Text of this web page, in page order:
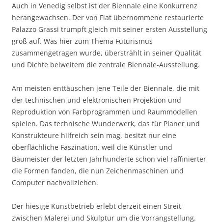
Auch in Venedig selbst ist der Biennale eine Konkurrenz
herangewachsen. Der von Fiat übernommene restaurierte
Palazzo Grassi trumpft gleich mit seiner ersten Ausstellung
groß auf. Was hier zum Thema Futurismus
zusammengetragen wurde, überstrählt in seiner Qualität
und Dichte beiweitem die zentrale Biennale-Ausstellung.
Am meisten enttäuschen jene Teile der Biennale, die mit
der technischen und elektronischen Projektion und
Reproduktion von Farbprogrammen und Raummodellen
spielen. Das technische Wunderwerk, das für Planer und
Konstrukteure hilfreich sein mag, besitzt nur eine
oberflächliche Faszination, weil die Künstler und
Baumeister der letzten Jahrhunderte schon viel raffinierter
die Formen fanden, die nun Zeichenmaschinen und
Computer nachvollziehen.
Der hiesige Kunstbetrieb erlebt derzeit einen Streit
zwischen Malerei und Skulptur um die Vorrangstellung.